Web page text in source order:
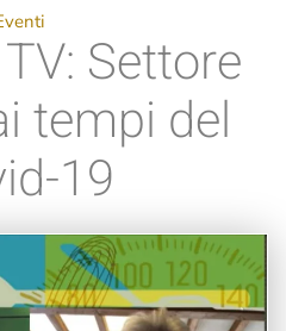
Settore
tempi del
19